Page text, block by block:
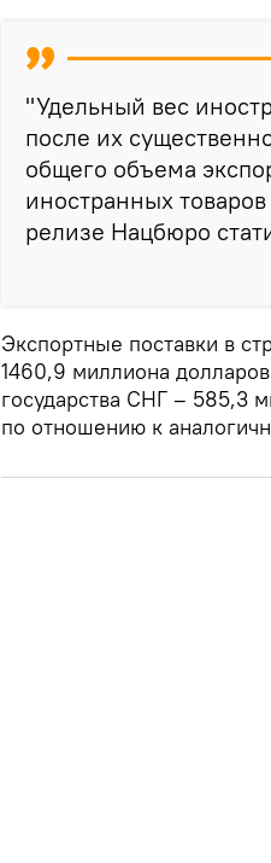
"Удельный вес
после их
общего объема
иностранных
релизе Нацбюро
Экспортные поставки в
1460,9 миллиона
государства СНГ – 585,3
по отношению к